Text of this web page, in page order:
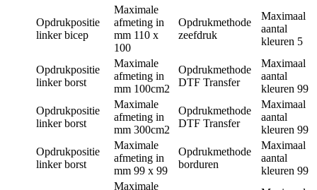
Opdrukpositie
linker bicep
Maximale
afmeting in
mm 110 x
100
Opdrukmethode
zeefdruk
Maximaal
aantal
kleuren 5
Opdrukpositie
linker borst
Maximale
afmeting in
mm 100cm2
Opdrukmethode
DTF Transfer
Maximaal
aantal
kleuren 99
Opdrukpositie
linker borst
Maximale
afmeting in
mm 300cm2
Opdrukmethode
DTF Transfer
Maximaal
aantal
kleuren 99
Opdrukpositie
linker borst
Maximale
afmeting in
mm 99 x 99
Opdrukmethode
borduren
Maximaal
aantal
kleuren 99
Maximale